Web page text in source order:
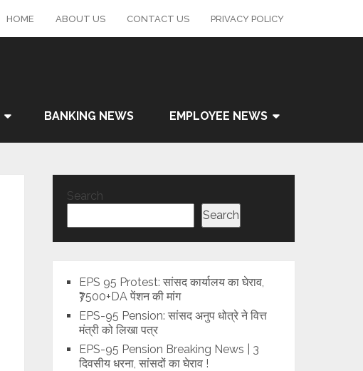
HOME ABOUT US CONTACT US PRIVACY POLICY
BANKING NEWS EMPLOYEE NEWS
Search
Search
EPS 95 Protest: सांसद कार्यालय का घेराव,
₹7500+DA पेंशन की मांग
EPS-95 Pension: सांसद अनुप धोत्रे ने वित्त
मंत्री को लिखा पत्र
EPS-95 Pension Breaking News | 3
दिवसीय धरना, सांसदों का घेराव !